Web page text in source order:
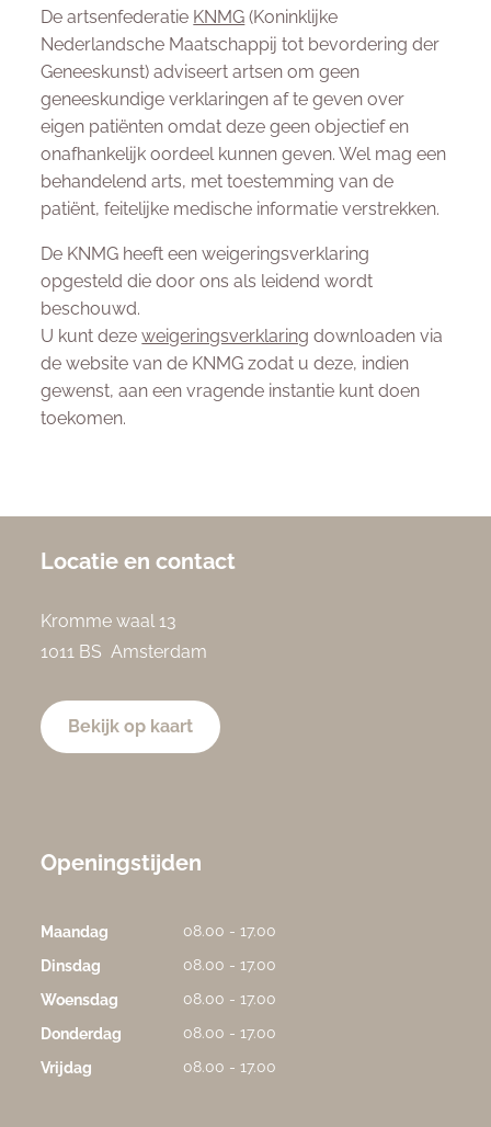
De artsenfederatie KNMG (Koninklijke
Nederlandsche Maatschappij tot bevordering der
Geneeskunst) adviseert artsen om geen
geneeskundige verklaringen af te geven over
eigen patiënten omdat deze geen objectief en
onafhankelijk oordeel kunnen geven. Wel mag een
behandelend arts, met toestemming van de
patiënt, feitelijke medische informatie verstrekken.
De KNMG heeft een weigeringsverklaring
opgesteld die door ons als leidend wordt
beschouwd.
U kunt dezeweigeringsverklaring downloaden via
de website van de KNMG zodat u deze, indien
gewenst, aan een vragende instantie kunt doen
toekomen.
Locatie en contact
Kromme waal 13
1011 BS Amsterdam
Bekijk op kaart
Openingstijden
Maandag 08.00 - 17.00
Dinsdag 08.00 - 17.00
Woensdag 08.00 - 17.00
Donderdag 08.00 - 17.00
Vrijdag 08.00 - 17.00